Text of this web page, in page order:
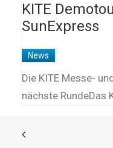
KITE
SunExpress
News
Die KITE Messe-
nächste RundeDas